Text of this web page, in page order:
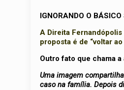
IGNORANDO O
A Direita Fernandópolis
proposta é de “voltar
Outro fato que chama
Uma imagem
caso na família. Depois